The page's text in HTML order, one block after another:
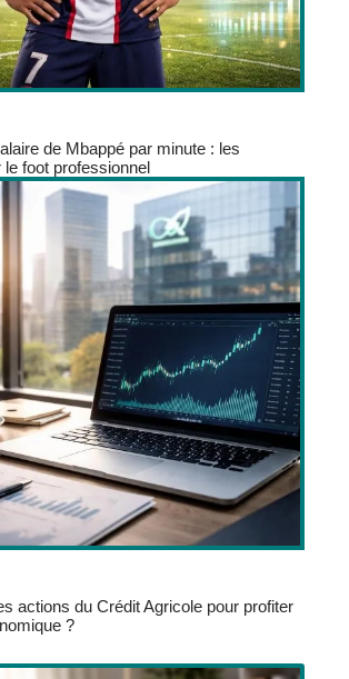
de Mbappé par minute : les
foot professionnel
actions du Crédit Agricole pour profiter
?